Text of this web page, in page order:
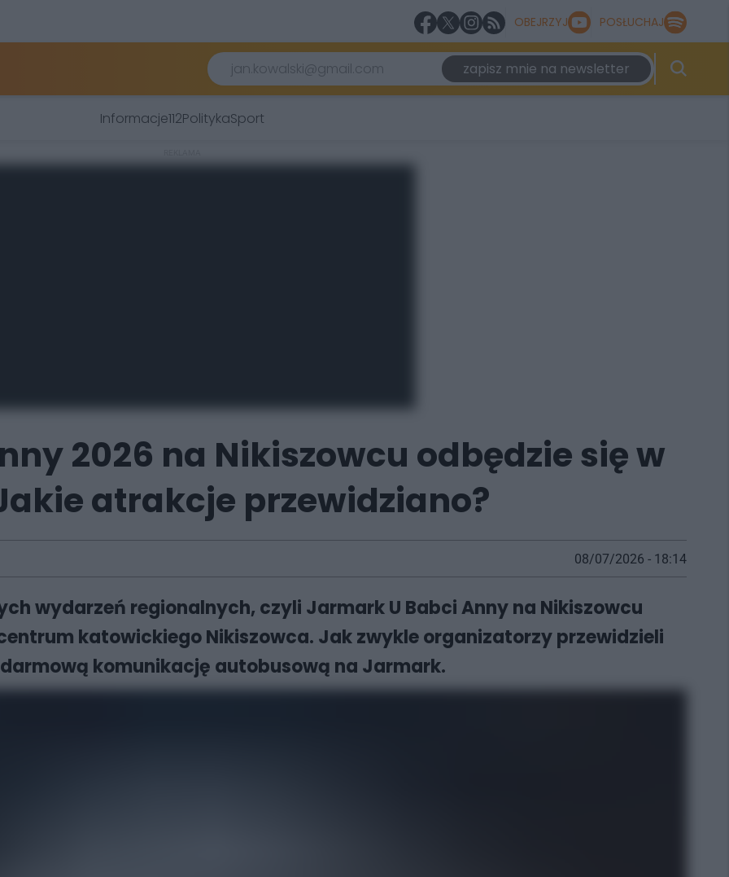
OBEJRZYJ POSŁUCHAJ
zapisz mnie na newsletter
Informacje112PolitykaSport
2026 na Nikiszowcu odbędzie się w
atrakcje przewidziano?
08/07/2026 - 18:14
wydarzeń regionalnych, czyli Jarmark U Babci Anny na Nikiszowcu
katowickiego Nikiszowca. Jak zwykle organizatorzy przewidzieli
komunikację autobusową na Jarmark.